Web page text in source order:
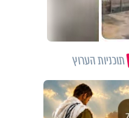
תוכניות הערוץ